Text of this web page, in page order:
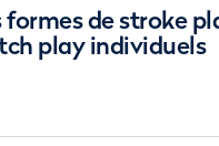
formes de stroke
play individuels